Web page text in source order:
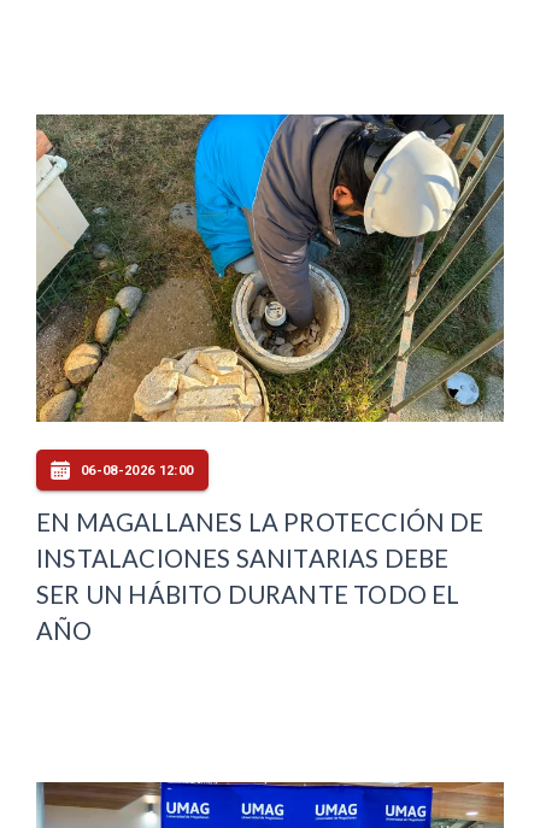
06-08-2026 12:00
EN MAGALLANES LA PROTECCIÓN DE
INSTALACIONES SANITARIAS DEBE
SER UN HÁBITO DURANTE TODO EL
AÑO